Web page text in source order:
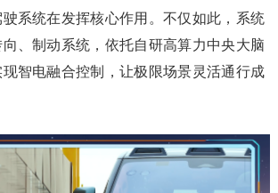
系统在发挥核心作用。不仅如此，系统
、制动系统，依托自研高算力中央大脑
智电融合控制，让极限场景灵活通行成